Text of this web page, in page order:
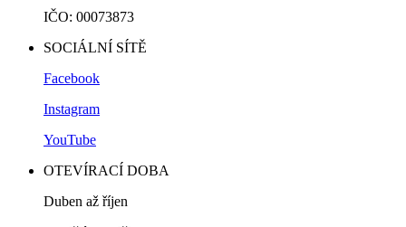
IČO: 00073873
SOCIÁLNÍ SÍTĚ
Facebook
Instagram
YouTube
OTEVÍRACÍ DOBA
Duben až říjen